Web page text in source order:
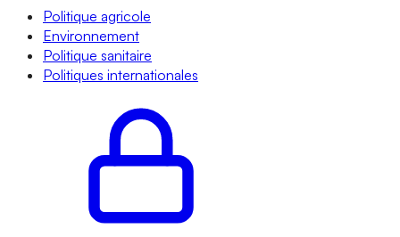
Politique agricole
Environnement
Politique sanitaire
Politiques internationales